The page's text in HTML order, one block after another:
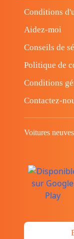
Conditions
Aidez-moi
Conseils de
Politique de
Conditions
Contactez-
Voitures neuves